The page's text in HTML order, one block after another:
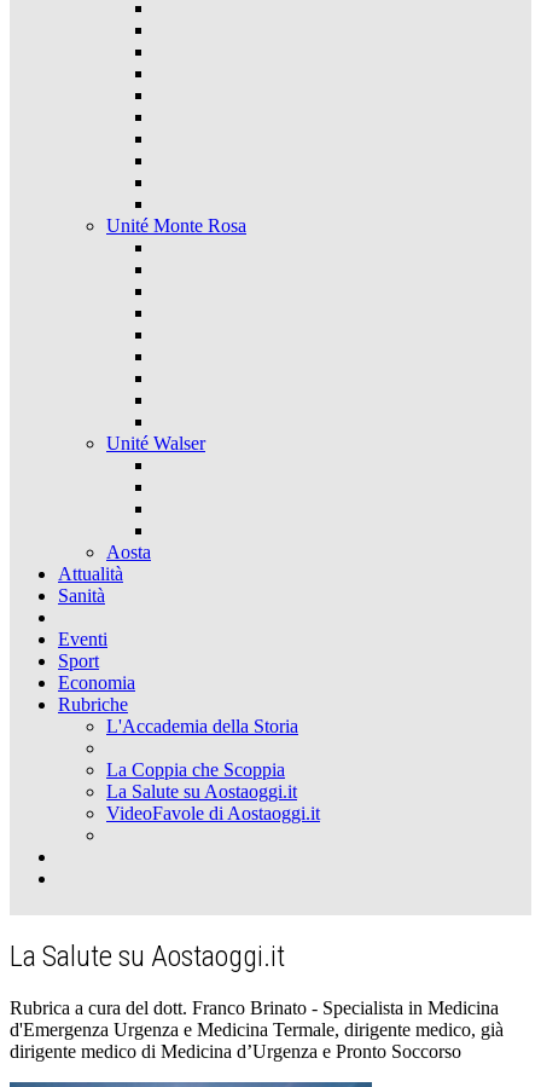
Unité Monte Rosa
Unité Walser
Aosta
Attualità
Sanità
Eventi
Sport
Economia
Rubriche
L'Accademia della Storia
La Coppia che Scoppia
La Salute su Aostaoggi.it
VideoFavole di Aostaoggi.it
La Salute su Aostaoggi.it
Rubrica a cura del dott. Franco Brinato - Specialista in Medicina
d'Emergenza Urgenza e Medicina Termale, dirigente medico, già
dirigente medico di Medicina d’Urgenza e Pronto Soccorso